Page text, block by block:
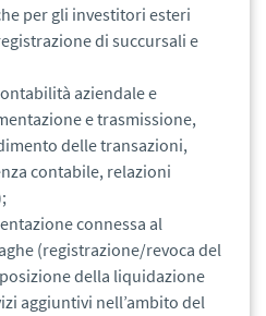
per gli investitori esteri
di succursali e
aziendale e
e trasmissione,
delle transazioni,
contabile, relazioni
connessa al
(registrazione/revoca del
della liquidazione
aggiuntivi nell’ambito del